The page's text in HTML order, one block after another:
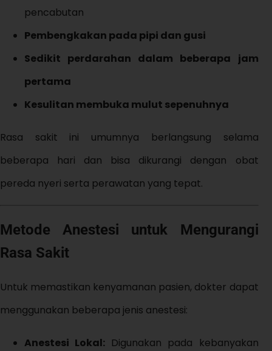
pencabutan
Pembengkakan pada pipi dan gusi
Sedikit perdarahan dalam beberapa jam
pertama
Kesulitan membuka mulut sepenuhnya
Rasa sakit ini umumnya berlangsung selama
beberapa hari dan bisa dikurangi dengan obat
pereda nyeri serta perawatan yang tepat.
Metode Anestesi untuk Mengurangi
Rasa Sakit
Untuk memastikan kenyamanan pasien, dokter dapat
menggunakan beberapa jenis anestesi:
Anestesi Lokal: Digunakan pada kebanyakan